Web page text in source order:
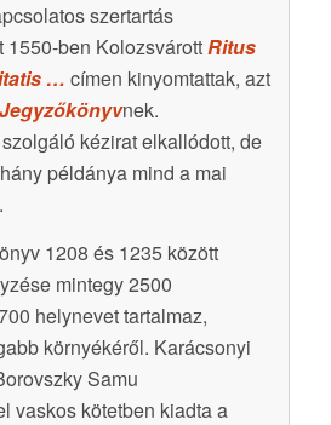
szertartás
1550-ben KolozsvárottRitus
… címen kinyomtattak, azt
nek.
kézirat elkallódott, de
példánya mind a mai
1208 és 1235 között
mintegy 2500
helynevet tartalmaz,
környékéről. Karácsonyi
Samu
vaskos kötetben kiadta a